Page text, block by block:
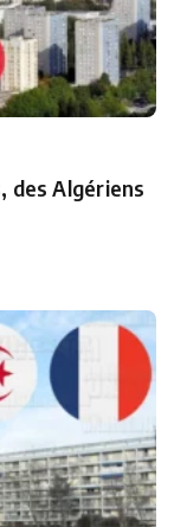
des Algériens